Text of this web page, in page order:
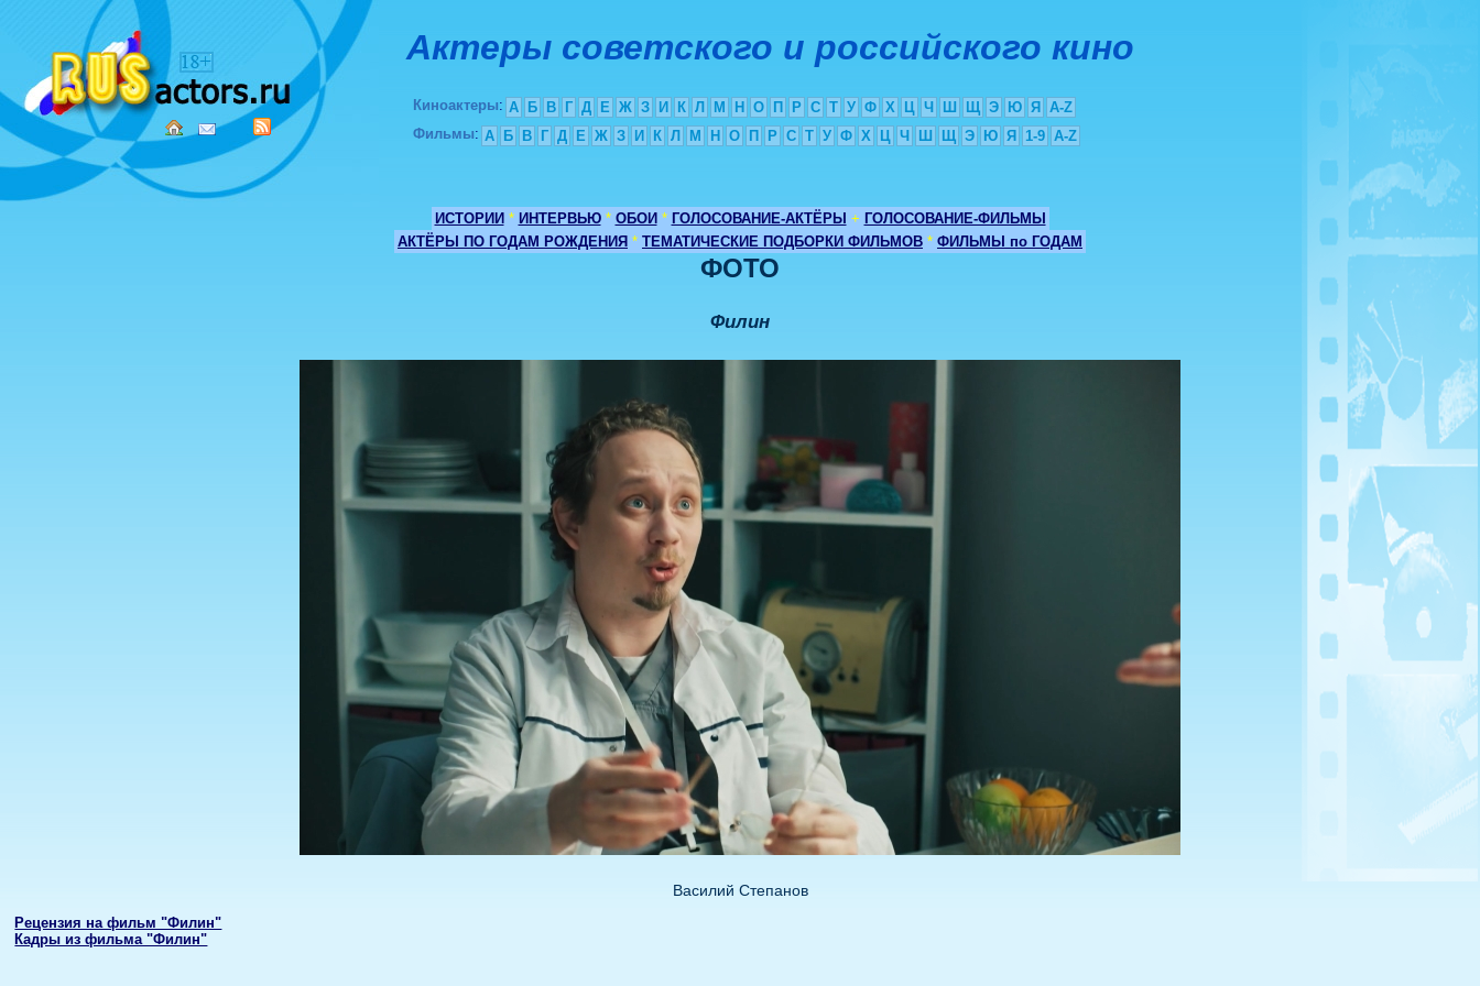
Актеры советского и российского кино
Киноактеры: А Б В Г Д Е Ж З И К Л М Н О П Р С Т У Ф Х Ц Ч Ш Щ Э Ю Я
A-Z
Фильмы: А Б В Г Д Е Ж З И К Л М Н О П Р С Т У Ф Х Ц Ч Ш Щ Э Ю Я 1-9 A-Z
ИСТОРИИ * ИНТЕРВЬЮ * ОБОИ * ГОЛОСОВАНИЕ-АКТЁРЫ + ГОЛОСОВАНИЕ-ФИЛЬМЫ
АКТЁРЫ ПО ГОДАМ РОЖДЕНИЯ * ТЕМАТИЧЕСКИЕ ПОДБОРКИ ФИЛЬМОВ * ФИЛЬМЫ по ГОДАМ
ФОТО
Филин
Василий Степанов
Рецензия на фильм "Филин"
Кадры из фильма "Филин"